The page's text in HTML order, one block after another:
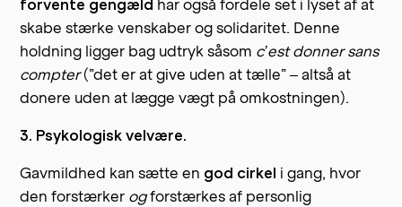
forvente gengæld har også fordele set i lyset af at
skabe stærke venskaber og solidaritet. Denne
holdning ligger bag udtryk såsom c’est donner sans
compter(”det er at give uden at tælle” – altså at
donere uden at lægge vægt på omkostningen).
3. Psykologisk velvære.
Gavmildhed kan sætte en god cirkel i gang, hvor
den forstærker ogforstærkes af personlig